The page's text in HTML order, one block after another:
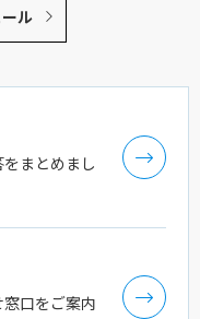
ル
まとめまし
口をご案内